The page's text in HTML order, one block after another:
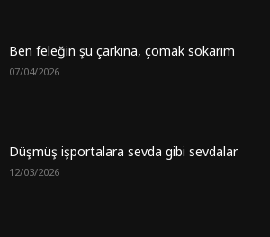
Ben feleğin şu çarkına, çomak sokarım
07/04/2026
Düşmüş işportalara sevda gibi sevdalar
12/03/2026